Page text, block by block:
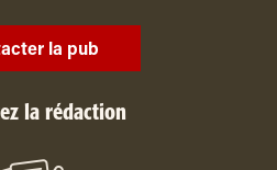
la pub
la rédaction